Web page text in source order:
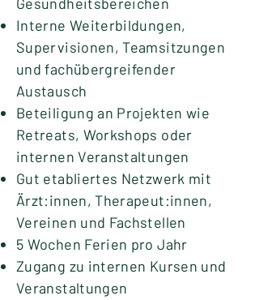
Interne Weiterbildungen,
Supervisionen, Teamsitzungen
und fachübergreifender
Austausch
Beteiligung an Projekten wie
Retreats, Workshops oder
internen Veranstaltungen
Gut etabliertes Netzwerk mit
Ärzt:innen, Therapeut:innen,
Vereinen und Fachstellen
5 Wochen Ferien pro Jahr
Zugang zu internen Kursen und
Veranstaltungen